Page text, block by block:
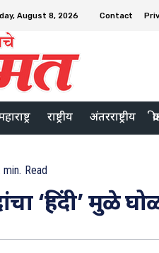
August 8, 2026 Contact
राष्ट्रीय अंतरराष्ट्रीय
min. Read
‘हिंदी’ मुळे